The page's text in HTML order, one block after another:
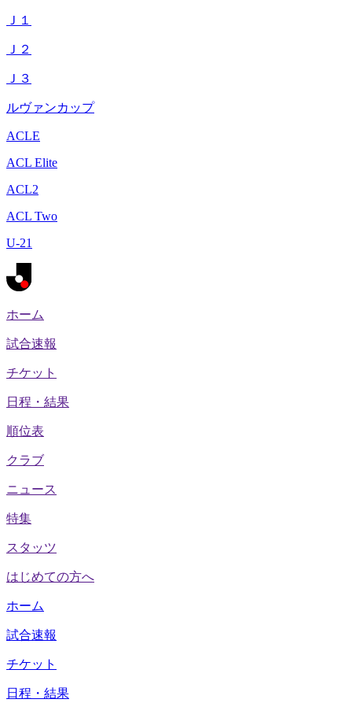
Ｊ１
Ｊ２
Ｊ３
ルヴァンカップ
ACLE
ACL Elite
ACL2
ACL Two
U-21
ホーム
試合速報
チケット
日程・結果
順位表
クラブ
ニュース
特集
スタッツ
はじめての方へ
ホーム
試合速報
チケット
日程・結果